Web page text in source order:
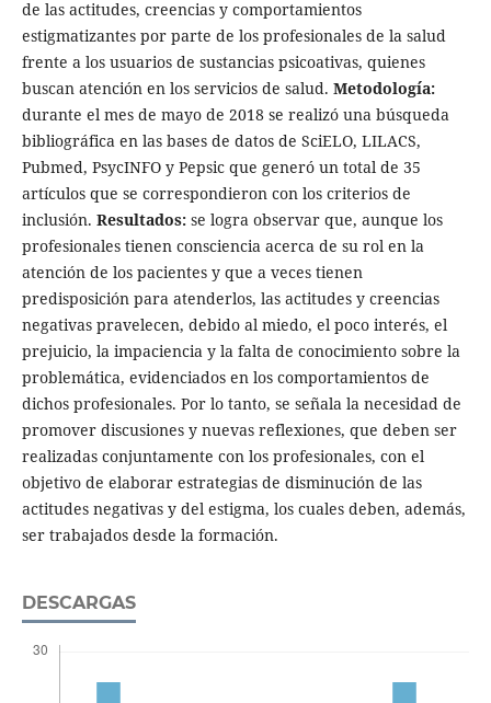
de las actitudes, creencias y comportamientos
estigmatizantes por parte de los profesionales de la salud
frente a los usuarios de sustancias psicoativas, quienes
buscan atención en los servicios de salud. Metodología:
durante el mes de mayo de 2018 se realizó una búsqueda
bibliográfica en las bases de datos de SciELO, LILACS,
Pubmed, PsycINFO y Pepsic que generó un total de 35
artículos que se correspondieron con los criterios de
inclusión. Resultados:se logra observar que, aunque los
profesionales tienen consciencia acerca de su rol en la
atención de los pacientes y que a veces tienen
predisposición para atenderlos, las actitudes y creencias
negativas pravelecen, debido al miedo, el poco interés, el
prejuicio, la impaciencia y la falta de conocimiento sobre la
problemática, evidenciados en los comportamientos de
dichos profesionales. Por lo tanto, se señala la necesidad de
promover discusiones y nuevas reflexiones, que deben ser
realizadas conjuntamente con los profesionales, con el
objetivo de elaborar estrategias de disminución de las
actitudes negativas y del estigma, los cuales deben, además,
ser trabajados desde la formación.
DESCARGAS